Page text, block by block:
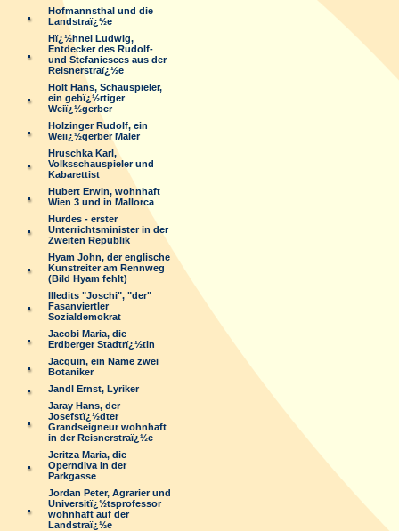
Hofmannsthal und die
Landstraï¿½e
Hï¿½hnel Ludwig,
Entdecker des Rudolf-
und Stefaniesees aus der
Reisnerstraï¿½e
Holt Hans, Schauspieler,
ein gebï¿½rtiger
Weiï¿½gerber
Holzinger Rudolf, ein
Weiï¿½gerber Maler
Hruschka Karl,
Volksschauspieler und
Kabarettist
Hubert Erwin, wohnhaft
Wien 3 und in Mallorca
Hurdes - erster
Unterrichtsminister in der
Zweiten Republik
Hyam John, der englische
Kunstreiter am Rennweg
(Bild Hyam fehlt)
Illedits "Joschi", "der"
Fasanviertler
Sozialdemokrat
Jacobi Maria, die
Erdberger Stadtrï¿½tin
Jacquin, ein Name zwei
Botaniker
Jandl Ernst, Lyriker
Jaray Hans, der
Josefstï¿½dter
Grandseigneur wohnhaft
in der Reisnerstraï¿½e
Jeritza Maria, die
Operndiva in der
Parkgasse
Jordan Peter, Agrarier und
Universitï¿½tsprofessor
wohnhaft auf der
Landstraï¿½e